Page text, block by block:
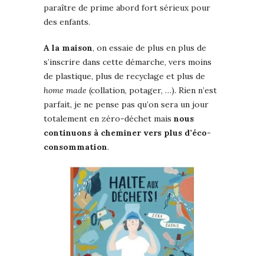
paraître de prime abord fort sérieux pour
des enfants.
A la maison, on essaie de plus en plus de
s’inscrire dans cette démarche, vers moins
de plastique, plus de recyclage et plus de
home made (collation, potager, …). Rien n’est
parfait, je ne pense pas qu’on sera un jour
totalement en zéro-déchet mais nous
continuons à cheminer vers plus d’éco-
consommation.